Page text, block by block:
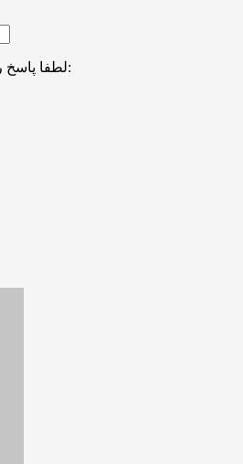
لطفا پاسخ را به عدد انگلیسی وارد کنید: